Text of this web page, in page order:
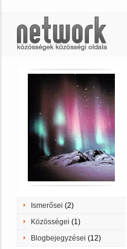
Ismerősei (2)
Közösségei (1)
Blogbejegyzései (12)